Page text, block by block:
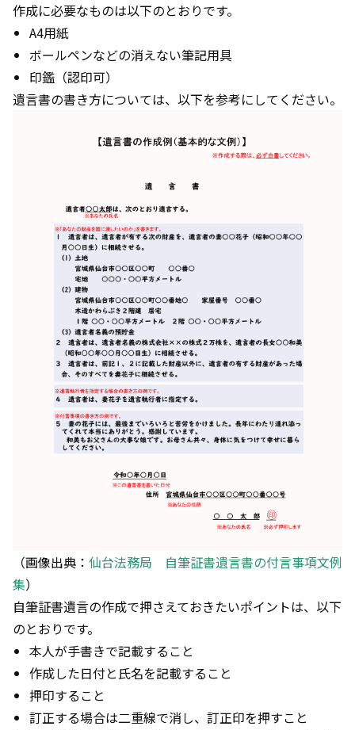
作成に必要なものは以下のとおりです。
A4用紙
ボールペンなどの消えない筆記用具
印鑑（認印可）
遺言書の書き方については、以下を参考にしてください。
（画像出典： 仙台法務局 自筆証書遺言書の付言事項文例
集）
自筆証書遺言の作成で押さえておきたいポイントは、以下
のとおりです。
本人が手書きで記載すること
作成した日付と氏名を記載すること
押印すること
訂正する場合は二重線で消し、訂正印を押すこと